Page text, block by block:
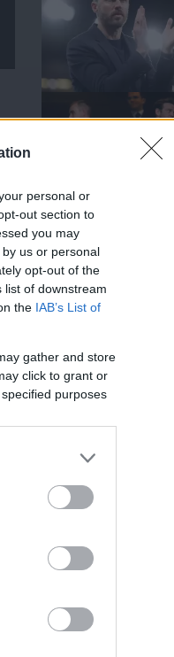
personal or
out section to
you may
us or personal
opt-out of the
list of downstream
the IAB’s List of
gather and store
click to grant or
purposes
Címkék
Akadémiai
Alejandro Garnacho
Amad Diallo
Andreas Pereira
Anthony Martial
Átigazolások